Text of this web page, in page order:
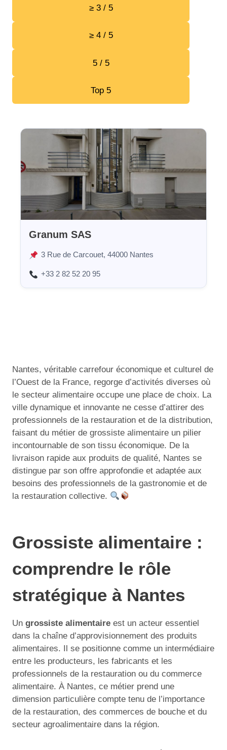
≥ 3 / 5
≥ 4 / 5
5 / 5
Top 5
Granum SAS
3 Rue de Carcouet, 44000 Nantes
+33 2 82 52 20 95
Nantes, véritable carrefour économique et culturel de
l’Ouest de la France, regorge d’activités diverses où
le secteur alimentaire occupe une place de choix. La
ville dynamique et innovante ne cesse d’attirer des
professionnels de la restauration et de la distribution,
faisant du métier de grossiste alimentaire un pilier
incontournable de son tissu économique. De la
livraison rapide aux produits de qualité, Nantes se
distingue par son offre approfondie et adaptée aux
besoins des professionnels de la gastronomie et de
la restauration collective.
Grossiste alimentaire :
comprendre le rôle
stratégique à Nantes
Un grossiste alimentaire est un acteur essentiel
dans la chaîne d’approvisionnement des produits
alimentaires. Il se positionne comme un intermédiaire
entre les producteurs, les fabricants et les
professionnels de la restauration ou du commerce
alimentaire. À Nantes, ce métier prend une
dimension particulière compte tenu de l’importance
de la restauration, des commerces de bouche et du
secteur agroalimentaire dans la région.